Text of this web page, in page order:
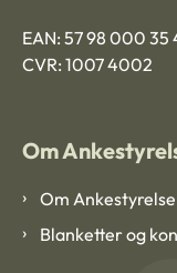
EAN: 57 98 000 35
CVR: 1007 4002
Om
Om
Blanketter og